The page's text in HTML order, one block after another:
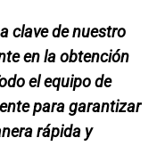
clave de nuestro
en la obtención
el equipo de
para garantizar
rápida y